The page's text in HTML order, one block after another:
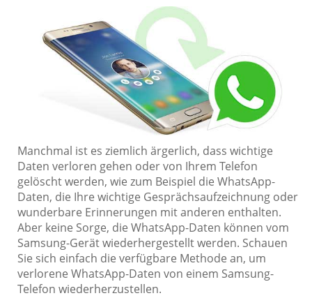
Manchmal ist es ziemlich ärgerlich, dass wichtige
Daten verloren gehen oder von Ihrem Telefon
gelöscht werden, wie zum Beispiel die WhatsApp-
Daten, die Ihre wichtige Gesprächsaufzeichnung oder
wunderbare Erinnerungen mit anderen enthalten.
Aber keine Sorge, die WhatsApp-Daten können vom
Samsung-Gerät wiederhergestellt werden. Schauen
Sie sich einfach die verfügbare Methode an, um
verlorene WhatsApp-Daten von einem Samsung-
Telefon wiederherzustellen.